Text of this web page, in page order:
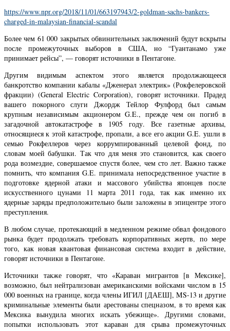
https://www.npr.org/2018/11/01/663197943/2-goldman-sachs-bankers-
charged-in-malaysian-financial-scandal
Более чем 61 000 закрытых обвинительных заключений будут вскрыты
после промежуточных выборов в США, но “Гуантанамо уже
принимает рейсы”, — говорят источники в Пентагоне.
Другим видимым аспектом этого является продолжающееся
банкротство компании кабалы «Дженерал электрик» (Рокфелеровской
фракции) (General Electric Corporation), говорят источники. Прадед
вашего покорного слуги Джордж Тейлор Фулфорд был самым
крупным независимым акционером G.E., прежде чем он погиб в
загадочной автокатастрофе в 1905 году. Все газетные архивы,
относящиеся к этой катастрофе, пропали, а все его акции G.E. ушли в
семью Рокфеллеров через коррумпированный целевой фонд, по
словам моей бабушки. Так что для меня это становится, как своего
рода возмездие, совершаемое спустя более, чем сто лет. Важно также
помнить, что компания G.E. принимала непосредственное участие в
подготовке ядерной атаки и массового убийства японцев после
искусственного цунами 11 марта 2011 года, так как именно их
ядерные заряды предположительно были заложены в эпицентре этого
преступления.
В любом случае, протекающий в медленном режиме обвал фондового
рынка будет продолжать требовать корпоративных жертв, по мере
того, как новая квантовая финансовая система входит в действие,
говорят источники в Пентагоне.
Источники также говорят, что «Караван мигрантов [в Мексике],
возможно, был нейтрализован американскими войсками числом в 15
000 военных на границе, когда члены ИГИЛ [ДАЕШ], MS-13 и другие
криминальные элементы были арестованы спецназом, в то время как
Мексика вынудила многих искать убежище». Другими словами,
попытки использовать этот караван для срыва промежуточных